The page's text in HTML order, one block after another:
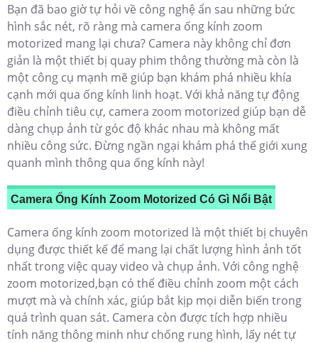
Bạn đã bao giờ tự hỏi về công nghệ ẩn sau những bức
hình sắc nét, rõ ràng mà camera ống kính zoom
motorized mang lại chưa? Camera này không chỉ đơn
giản là một thiết bị quay phim thông thường mà còn là
một công cụ mạnh mẽ giúp bạn khám phá nhiều khía
cạnh mới qua ống kính linh hoạt. Với khả năng tự động
điều chỉnh tiêu cự, camera zoom motorized giúp bạn dễ
dàng chụp ảnh từ góc độ khác nhau mà không mất
nhiều công sức. Đừng ngần ngại khám phá thế giới xung
quanh mình thông qua ống kính này!
Camera Ống Kính Zoom Motorized Có Gì Nổi Bật
Camera ống kính zoom motorized là một thiết bị chuyên
dụng được thiết kế để mang lại chất lượng hình ảnh tốt
nhất trong việc quay video và chụp ảnh. Với công nghệ
zoom motorized,bạn có thể điều chỉnh zoom một cách
mượt mà và chính xác, giúp bắt kịp mọi diễn biến trong
quá trình quan sát. Camera còn được tích hợp nhiều
tính năng thông minh như chống rung hình, lấy nét tự